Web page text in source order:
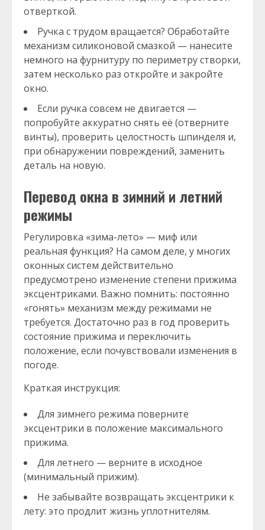
отверткой.
Ручка с трудом вращается? Обработайте
механизм силиконовой смазкой — нанесите
немного на фурнитуру по периметру створки,
затем несколько раз откройте и закройте
окно.
Если ручка совсем не двигается —
попробуйте аккуратно снять её (отверните
винты), проверить целостность шпинделя и,
при обнаружении повреждений, заменить
деталь на новую.
Перевод окна в зимний и летний
режимы
Регулировка «зима-лето» — миф или
реальная функция? На самом деле, у многих
оконных систем действительно
предусмотрено изменение степени прижима
эксцентриками. Важно помнить: постоянно
«гонять» механизм между режимами не
требуется. Достаточно раз в год проверить
состояние прижима и переключить
положение, если почувствовали изменения в
погоде.
Краткая инструкция:
Для зимнего режима поверните
эксцентрики в положение максимального
прижима.
Для летнего — верните в исходное
(минимальный прижим).
Не забывайте возвращать эксцентрики к
лету: это продлит жизнь уплотнителям.